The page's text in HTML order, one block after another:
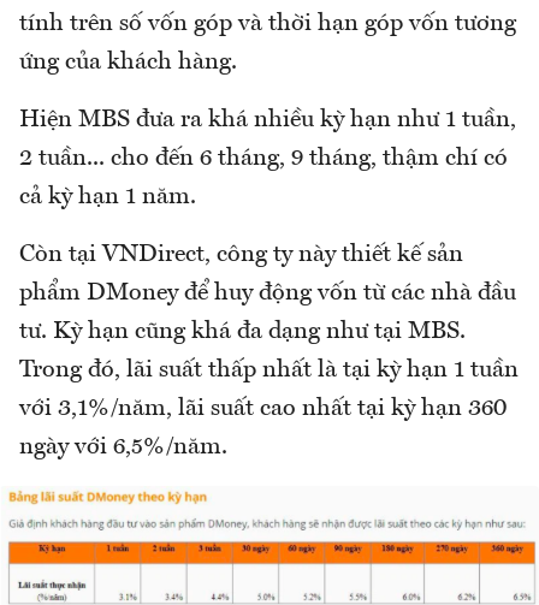
tính trên số vốn góp và thời hạn góp vốn tương
ứng của khách hàng.
Hiện MBS đưa ra khá nhiều kỳ hạn như 1 tuần,
2 tuần... cho đến 6 tháng, 9 tháng, thậm chí có
cả kỳ hạn 1 năm.
Còn tại VNDirect, công ty này thiết kế sản
phẩm DMoney để huy động vốn từ các nhà đầu
tư. Kỳ hạn cũng khá đa dạng như tại MBS.
Trong đó, lãi suất thấp nhất là tại kỳ hạn 1 tuần
với 3,1%/năm, lãi suất cao nhất tại kỳ hạn 360
ngày với 6,5%/năm.